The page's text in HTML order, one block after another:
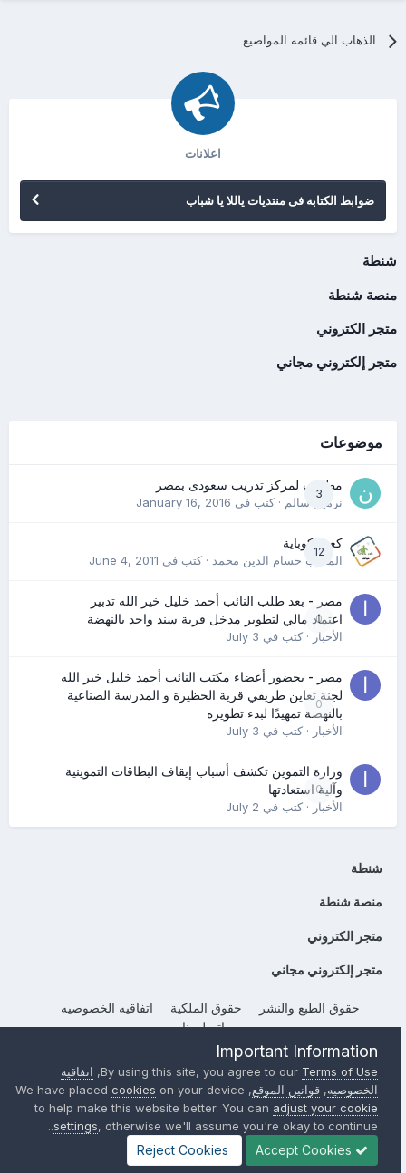
الذهاب الي قائمه المواضيع
اعلانات
ضوابط الكتابه فى منتديات ياللا يا شباب
شنطة
منصة شنطة
متجر الكتروني
متجر إلكتروني مجاني
موضوعات
3
مطلوب لمركز تدريب سعودى بمصر
نرمين سالم· كتب في January 16, 2016
12
كعب كوباية
المدرب حسام الدين محمد· كتب في June 4, 2011
0
مصر - بعد طلب النائب أحمد خليل خير الله تدبير
اعتماد مالي لتطوير مدخل قرية سند واحد بالنهضة
الأخبار· كتب في July 3
0
مصر - بحضور أعضاء مكتب النائب أحمد خليل خير الله
لجنة تعاين طريقي قرية الحظيرة و المدرسة الصناعية
بالنهضة تمهيدًا لبدء تطويره
الأخبار· كتب في July 3
0
وزارة التموين تكشف أسباب إيقاف البطاقات التموينية
وآلية استعادتها
الأخبار· كتب في July 2
شنطة
منصة شنطة
متجر الكتروني
متجر إلكتروني مجاني
حقوق الطبع والنشر حقوق الملكية
اتفاقيه الخصوصيه
إتصل بنا
Powered by Invision CommunityImportant Information
By using this site, you agree to ourTerms of Use
, اتفاقيه
الخصوصيه, قوانين الموقع, We have placed
cookies on your device
to help make this website better. You canadjust your cookie
settings , otherwise we'll assume you're okay to continue..
Accept Cookies